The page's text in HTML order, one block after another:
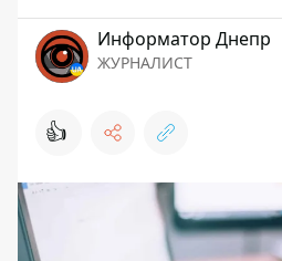
Информатор Днепр
ЖУРНАЛИСТ
👍